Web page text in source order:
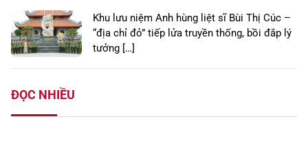
Khu lưu niệm Anh hùng liệt sĩ Bùi Thị Cúc –
“địa chỉ đỏ” tiếp lửa truyền thống, bồi đắp lý
tưởng […]
ĐỌC NHIỀU